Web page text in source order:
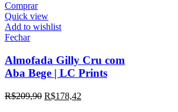
Comprar
Quick view
Add to wishlist
Fechar
Almofada Gilly Cru com
Aba Bege | LC Prints
R$209,90 R$178,42